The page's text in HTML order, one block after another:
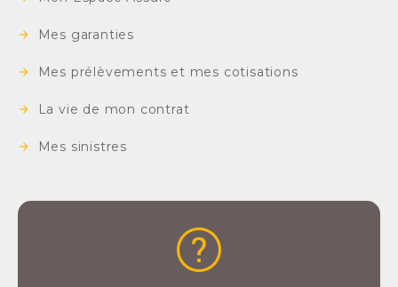
Mes garanties
Mes prélèvements et mes cotisations
La vie de mon contrat
Mes sinistres